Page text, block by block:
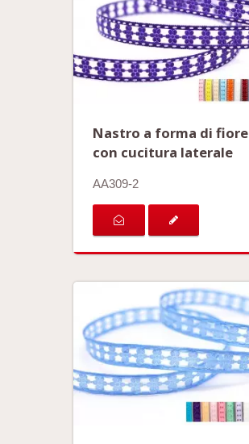
Nastro a forma di fiore
con cucitura laterale
AA309-2